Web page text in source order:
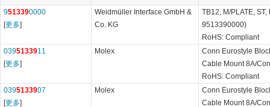
9513390000
[更多]
Weidmüller Interface GmbH &
Co. KG
TB12, M/PLATE, ST,
9513390000)
RoHS: Compliant
0395133911
[更多]
Molex
Conn Eurostyle
Cable Mount 8A/
RoHS: Compliant
0395133907
[更多]
Molex
Conn Eurostyle
Cable Mount 8A/